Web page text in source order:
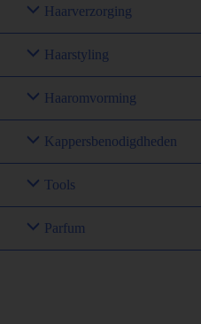
Haarverzorging
Haarstyling
Haaromvorming
Kappersbenodigdheden
Tools
Parfum